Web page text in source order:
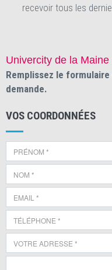
recevoir tous les
Univercity de la Maine
Remplissez le
demande.
VOS COORDONNÉES